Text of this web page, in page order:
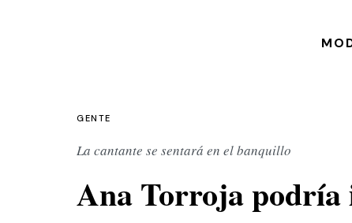
GENTE
La cantante se sentará en el banquillo
Ana Torroja podría